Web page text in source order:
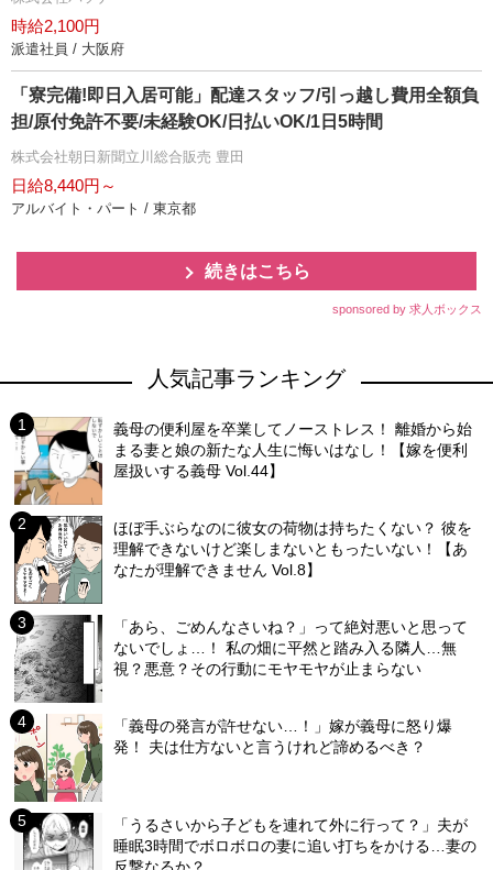
時給2,100円
派遣社員 / 大阪府
「寮完備!即日入居可能」配達スタッフ/引っ越し費用全額負
担/原付免許不要/未経験OK/日払いOK/1日5時間
株式会社朝日新聞立川総合販売 豊田
日給8,440円～
アルバイト・パート / 東京都
続きはこちら
sponsored by 求人ボックス
人気記事ランキング
義母の便利屋を卒業してノーストレス！ 離婚から始
まる妻と娘の新たな人生に悔いはなし！【嫁を便利
屋扱いする義母 Vol.44】
ほぼ手ぶらなのに彼女の荷物は持ちたくない？ 彼を
理解できないけど楽しまないともったいない！【あ
なたが理解できません Vol.8】
「あら、ごめんなさいね？」って絶対悪いと思って
ないでしょ…！ 私の畑に平然と踏み入る隣人…無
視？悪意？その行動にモヤモヤが止まらない
「義母の発言が許せない…！」嫁が義母に怒り爆
発！ 夫は仕方ないと言うけれど諦めるべき？
「うるさいから子どもを連れて外に行って？」夫が
睡眠3時間でボロボロの妻に追い打ちをかける…妻の